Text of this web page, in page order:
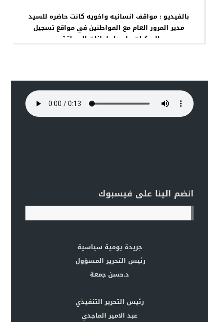
بالفيديو : مواقف انسانيه واخويه كانت حاضره للسيد
مدير المرور العام مع المواطنين في مواقع تسجيل
المركبات واصدار اجازات السياقة ،
انضم الينا على فيسبوك
جريدة يومية سياسية
رئيس التحرير المسؤول
د.حسن جمعة
رئيس التحرير التنفيذي
عبد الامير الماجدي